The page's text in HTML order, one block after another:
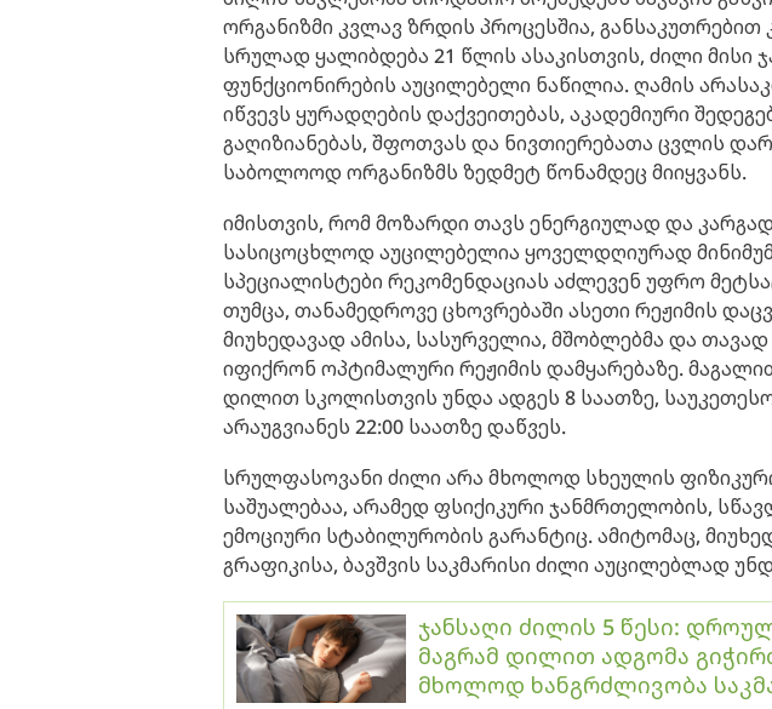
ორგანიზმი კვლავ ზრდის პროცესშია, განსაკუთრებით
სრულად ყალიბდება 21 წლის ასაკისთვის, ძილი მისი
ფუნქციონირების აუცილებელი ნაწილია. ღამის
იწვევს ყურადღების დაქვეითებას, აკადემიური
გაღიზიანებას, შფოთვას და ნივთიერებათა ცვლის
საბოლოოდ ორგანიზმს ზედმეტ წონამდეც მიიყვანს.
იმისთვის, რომ მოზარდი თავს ენერგიულად და
სასიცოცხლოდ აუცილებელია ყოველდღიურად
სპეციალისტები რეკომენდაციას აძლევენ უფრო
თუმცა, თანამედროვე ცხოვრებაში ასეთი რეჟიმის
მიუხედავად ამისა, სასურველია, მშობლებმა და
იფიქრონ ოპტიმალური რეჟიმის დამყარებაზე.
დილით სკოლისთვის უნდა ადგეს 8 საათზე,
არაუგვიანეს 22:00 საათზე დაწვეს.
სრულფასოვანი ძილი არა მხოლოდ სხეულის
საშუალებაა, არამედ ფსიქიკური ჯანმრთელობის,
ემოციური სტაბილურობის გარანტიც. ამიტომაც,
გრაფიკისა, ბავშვის საკმარისი ძილი აუცილებლად
ჯანსაღი ძილის 5 წესი:
მაგრამ დილით ადგომა
მხოლოდ ხანგრძლივობა